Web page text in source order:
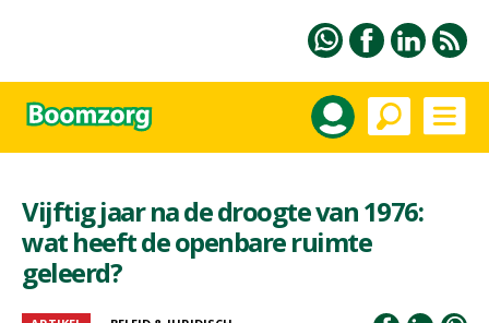
Vijftig jaar na de droogte van 1976:
wat heeft de openbare ruimte
geleerd?